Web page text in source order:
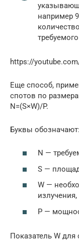
например
https://
Еще способ,
спотов по
N=(S×W)/P.
Буквы обозначают:
N —
S —
W —
P —
Показатель W